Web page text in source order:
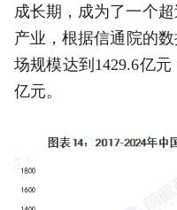
成长期，成为了一个
产业，根据信通院的
场规模达到1429.6亿
亿元。